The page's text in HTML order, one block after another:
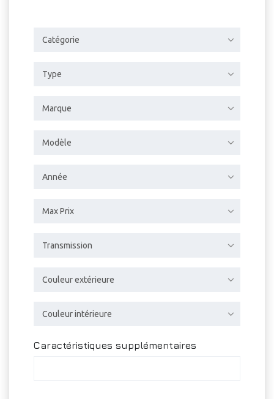
Catégorie
Type
Marque
Modèle
Année
Max Prix
Transmission
Couleur extérieure
Couleur intérieure
Caractéristiques supplémentaires